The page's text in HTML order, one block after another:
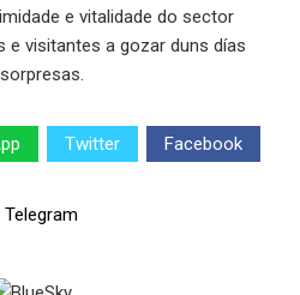
e vitalidade do sector
e visitantes a gozar duns días
Twitter Facebook